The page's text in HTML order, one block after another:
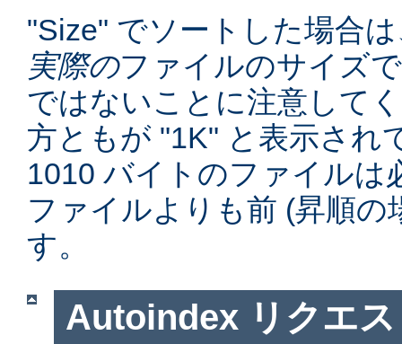
"Size" でソートした場合
実際のファイルのサイズ
ではないことに注意して
方ともが "1K" と表示され
1010 バイトのファイルは
ファイルよりも前 (昇順の
す。
Autoindex リクエ